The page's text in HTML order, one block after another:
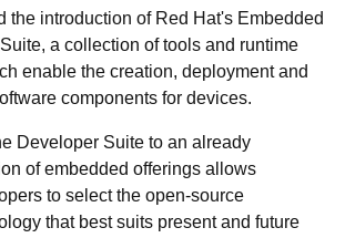
the introduction of Red Hat's Embedded
a collection of tools and runtime
enable the creation, deployment and
components for devices.
Developer Suite to an already
of embedded offerings allows
to select the open-source
that best suits present and future